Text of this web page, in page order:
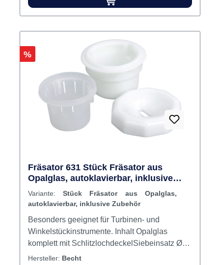
SchlitzlochdeckelSiebeinsatz für alle
rotierenden Instrumente sowie
Rabatt
%
Fräsator 631 Stück Fräsator aus
Opalglas, autoklavierbar, inklusive
Zubehör
Variante: Stück Fräsator aus Opalglas,
autoklavierbar, inklusive Zubehör
Besonders geeignet für Turbinen- und
Winkelstückinstrumente. Inhalt Opalglas
komplett mit SchlitzlochdeckelSiebeinsatz Ø
78/60 mm66 mm hoch
Hersteller: Becht